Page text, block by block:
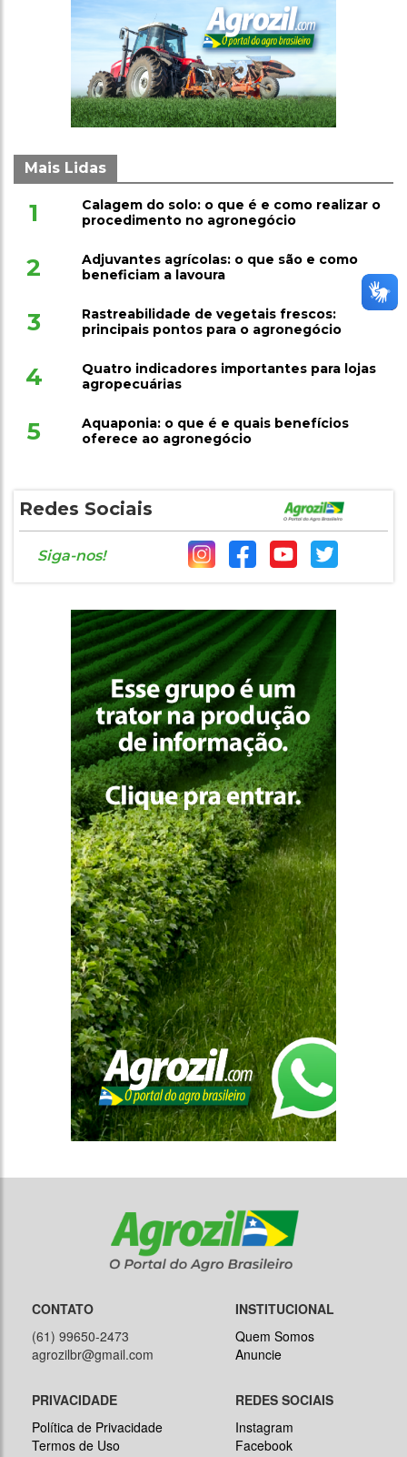
Mais Lidas
1
Calagem do solo: o que é e como realizar o
procedimento no agronegócio
2
Adjuvantes agrícolas: o que são e como
beneficiam a lavoura
3
Rastreabilidade de vegetais frescos:
principais pontos para o agronegócio
4
Quatro indicadores importantes para lojas
agropecuárias
5
Aquaponia: o que é e quais benefícios
oferece ao agronegócio
Redes Sociais
Siga-nos!
CONTATO
(61) 99650-2473
agrozilbr@gmail.com
INSTITUCIONAL
Quem Somos
Anuncie
PRIVACIDADE
Política de Privacidade
Termos de Uso
REDES SOCIAIS
Instagram
Facebook